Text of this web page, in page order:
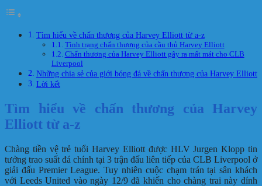
Tìm hiểu về chấn thương của Harvey Elliott từ a-z
Tình trạng chấn thương của cầu thủ Harvey Elliott
Chấn thương của Harvey Elliott gây ra mất mát cho CLB
Liverpool
Những chia sẻ của giới bóng đá về chấn thương của Harvey Elliott
Lời kết
Tìm hiểu về chấn thương của Harvey
Elliott từ a-z
Chàng tiền vệ trẻ tuổi Harvey Elliott được HLV Jurgen Klopp tin
tưởng trao suất đá chính tại 3 trận đấu liên tiếp của CLB Liverpool ở
giải đấu Premier League. Tuy nhiên cuộc chạm trán tại sân khách
với Leeds United vào ngày 12/9 đã khiến cho chàng trai này dính